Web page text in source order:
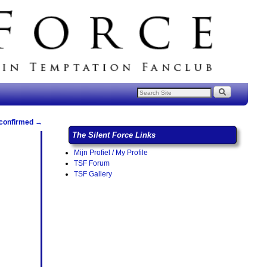
→
The Silent Force Links
Mijn Profiel / My Profile
TSF Forum
TSF Gallery